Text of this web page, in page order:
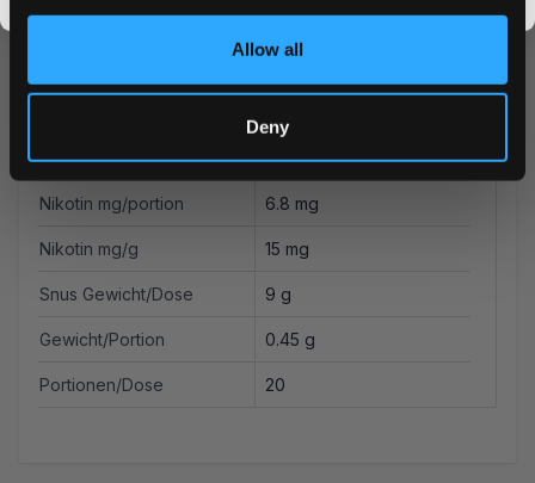
Allow all
Deny
Format Mini
Typ All White
Nikotin mg/portion 6.8 mg
Nikotin mg/g 15 mg
Snus Gewicht/Dose 9 g
Gewicht/Portion 0.45 g
Portionen/Dose 20